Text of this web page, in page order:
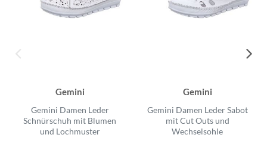
Gemini
Gemini Damen Leder
Schnürschuh mit Blumen
und Lochmuster
Gemini
Gemini Damen Leder Sabot
mit Cut Outs und
Wechselsohle